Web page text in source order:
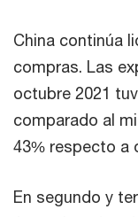
China continúa
compras. Las
octubre 2021
comparado al
43% respecto a
En segundo y